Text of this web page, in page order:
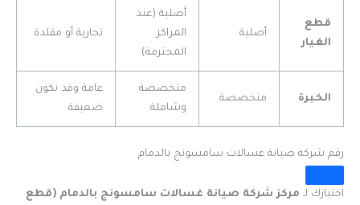
قطع
الغيار
أصلية
أصلية (عند
المراكز
المحترمة)
تجارية أو مقلدة
الخبرة متخصصة
متخصصة
وشاملة
عامة وقد تكون
ضعيفة
رقم شركة صيانة غسالات سامسونج بالدمام
اختيارك لـ مركز شركة صيانة غسالات سامسونج بالدمام (قطع